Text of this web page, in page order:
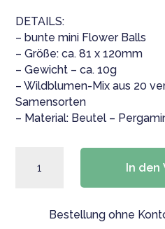
DETAILS:
– bunte mini Flower Balls
– Größe: ca. 81 x 120mm
– Gewicht – ca. 10g
– Wildblumen-Mix aus 20
Samensorten
– Material: Beutel –
Blumensamenbomben
Danke,
In den
Bestellung ohne